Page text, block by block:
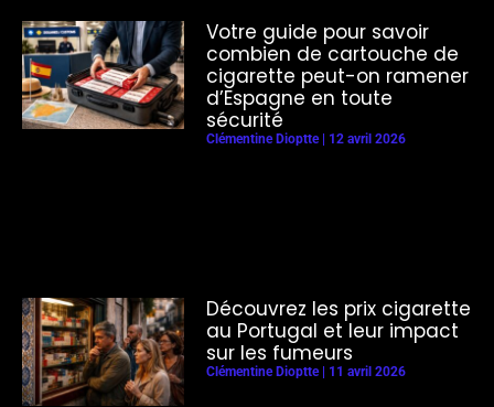
Votre guide pour savoir
combien de cartouche de
cigarette peut-on ramener
d’Espagne en toute
sécurité
Clémentine Dioptte 12 avril 2026
Découvrez les prix cigarette
au Portugal et leur impact
sur les fumeurs
Clémentine Dioptte 11 avril 2026